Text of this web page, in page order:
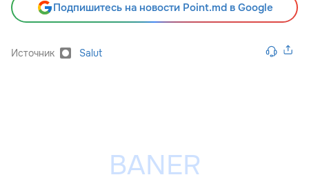
Подпишитесь на новости Point.md в Google
Источник Salut